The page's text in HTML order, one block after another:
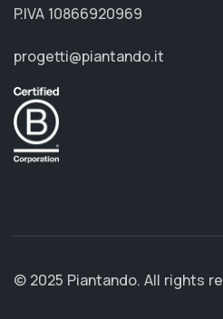
P.IVA 10866920969
progetti@piantando.it
© 2025 Piantando. All rights